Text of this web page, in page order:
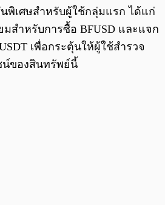
นพิเศษสำหรับผู้ใช้กลุ่มแรก ได้แก่
มสำหรับการซื้อ BFUSD และแจก
เพื่อกระตุ้นให้ผู้ใช้สำรวจ
ของสินทรัพย์นี้